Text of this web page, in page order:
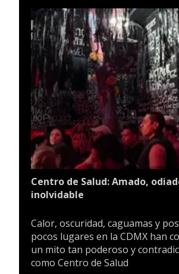
Centro de Salud: Amado,
inolvidable
Calor, oscuridad, caguamas y
pocos lugares en la CDMX han
un mito tan poderoso y
como Centro de Salud